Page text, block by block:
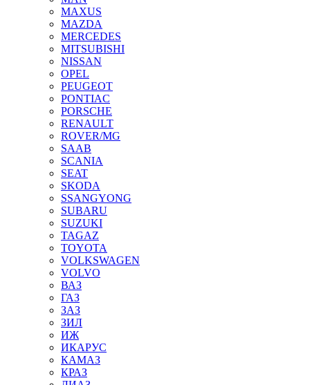
MAXUS
MAZDA
MERCEDES
MITSUBISHI
NISSAN
OPEL
PEUGEOT
PONTIAC
PORSCHE
RENAULT
ROVER/MG
SAAB
SCANIA
SEAT
SKODA
SSANGYONG
SUBARU
SUZUKI
TAGAZ
TOYOTA
VOLKSWAGEN
VOLVO
ВАЗ
ГАЗ
ЗАЗ
ЗИЛ
ИЖ
ИКАРУС
КАМАЗ
КРАЗ